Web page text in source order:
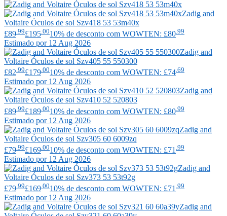
Zadig and
Voltaire Óculos de sol Szv418 53 53m40x
£89 .99£195 .0010% de desconto com WOWTEN: £80 .99
Estimado por 12 Aug 2026
Zadig and
Voltaire Óculos de sol Szv405 55 550300
£82.99£179.0010% de desconto com WOWTEN: £74.69
Estimado por 12 Aug 2026
Zadig and
Voltaire Óculos de sol Szv410 52 520803
£89 .99£189 .0010% de desconto com WOWTEN: £80 .99
Estimado por 12 Aug 2026
Zadig and
Voltaire Óculos de sol Szv305 60 6009zq
£79 .99£169 .0010% de desconto com WOWTEN: £71 .99
Estimado por 12 Aug 2026
Zadig and
Voltaire Óculos de sol Szv373 53 53t92g
£79.99£169.0010% de desconto com WOWTEN: £71 .99
Estimado por 12 Aug 2026
Zadig and